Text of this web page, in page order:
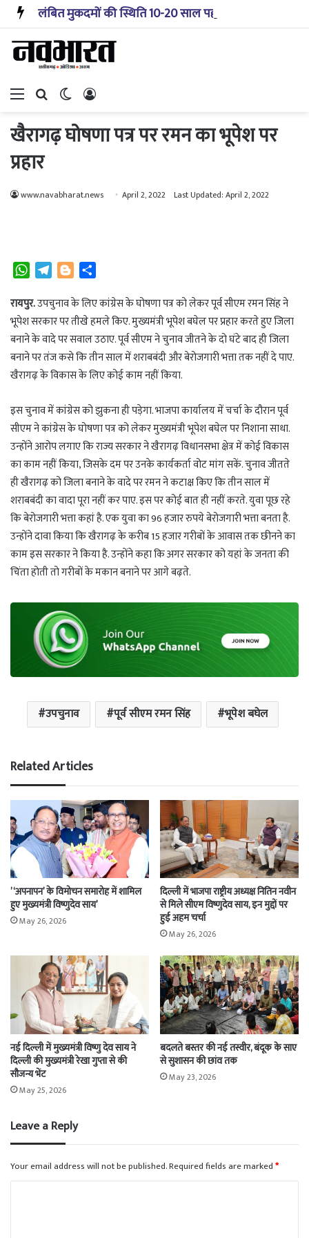
Menu Search forSwitch skin
खैरागढ़ घोषणा पत्र पर रमन का भूपेश पर
प्रहार
www.navabharat.news April 2, 2022 Last Updated: April 2, 2022
W
a
t
s
A
p
p
l
e
g
r
a
o
g
g
e
r
a
r
e
रायपुर.उपचुनाव के लिए कांग्रेस के घोषणा पत्र को लेकर पूर्व सीएम रमन सिंह ने
भूपेश सरकार पर तीखे हमले किए. मुख्यमंत्री भूपेश बघेल पर प्रहार करते हुए जिला
बनाने के वादे पर सवाल उठाए. पूर्व सीएम ने चुनाव जीतने के दो घंटे बाद ही जिला
बनाने पर तंज कसे कि तीन साल में शराबबंदी और बेरोजगारी भत्ता तक नहीं दे पाए.
खैरागढ़ के विकास के लिए कोई काम नहीं किया.
इस चुनाव में कांग्रेस को झुकना ही पड़ेगा. भाजपा कार्यालय में चर्चा के दौरान पूर्व
सीएम ने कांग्रेस के घोषणा पत्र को लेकर मुख्यमंत्री भूपेश बघेल पर निशाना साधा.
उन्होंने आरोप लगाए कि राज्य सरकार ने खैरागढ़ विधानसभा क्षेत्र में कोई विकास
का काम नहीं किया, जिसके दम पर उनके कार्यकर्ता वोट मांग सकें. चुनाव जीतते
ही खैरागढ़ को जिला बनाने के वादे पर रमन ने कटाक्ष किए कि तीन साल में
शराबबंदी का वादा पूरा नहीं कर पाए. इस पर कोई बात ही नहीं करते. युवा पूछ रहे
कि बेरोजगारी भत्ता कहां है. एक युवा का 96 हजार रुपये बेरोजगारी भत्ता बनता है.
उन्होंने दावा किया कि खैरागढ़ के करीब 15 हजार गरीबों के आवास तक छीनने का
काम इस सरकार ने किया है. उन्होंने कहा कि अगर सरकार को यहां के जनता की
चिंता होती तो गरीबों के मकान बनाने पर आगे बढ़ते.
उपचुनाव पूर्व सीएम रमन सिंह भूपेश बघेल
Related Articles
’‘अपनापन’ के विमोचन समारोह में शामिल
हुए मुख्यमंत्री विष्णुदेव साय’
May 26, 2026
दिल्ली में भाजपा राष्ट्रीय अध्यक्ष नितिन नवीन
से मिले सीएम विष्णुदेव साय, इन मुद्दों पर
हुई अहम चर्चा
May 26, 2026
नई दिल्ली में मुख्यमंत्री विष्णु देव साय ने
दिल्ली की मुख्यमंत्री रेखा गुप्ता से की
सौजन्य भेंट
May 25, 2026
बदलते बस्तर की नई तस्वीर, बंदूक के साए
से सुशासन की छांव तक
May 23, 2026
Leave a Reply
Your email address will not be published.Required fields are marked*